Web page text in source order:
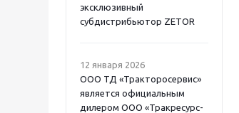
эксклюзивный
субдистрибьютор ZETOR
12 января 2026
ООО ТД «Тракторосервис»
является официальным
дилером ООО «Тракресурс-